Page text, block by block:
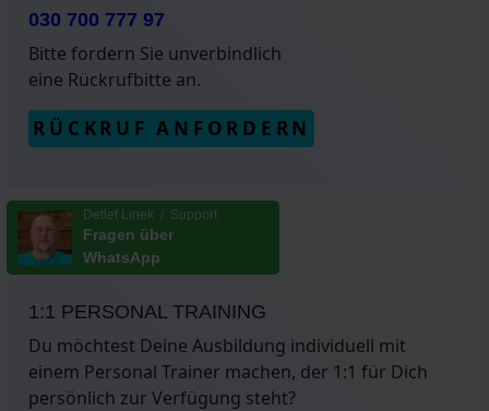
030 700 777 97
Bitte fordern Sie unverbindlich
eine Rückrufbitte an.
RÜCKRUF ANFORDERN
Detlef Linek / Support
Fragen über
WhatsApp
1:1 PERSONAL TRAINING
Du möchtest Deine Ausbildung individuell mit
einem Personal Trainer machen, der 1:1 für Dich
persönlich zur Verfügung steht?